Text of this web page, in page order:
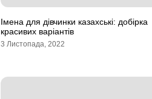
Імена для дівчинки казахські: добірка
красивих варіантів
3 Листопада, 2022